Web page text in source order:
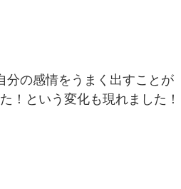
分の感情をうまく出すことが
！という変化も現れました！